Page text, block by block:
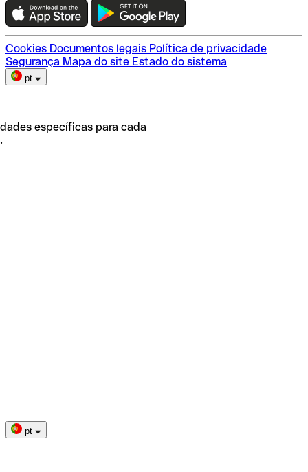
Escolha do plano
Cookies Documentos legais Política de privacidade
Segurança Mapa do site Estado do sistema
pt
específicas para cada
pt